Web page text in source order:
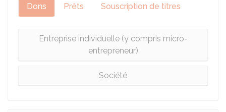
Dons Prêts Souscription de titres
Entreprise individuelle (y compris micro-
entrepreneur)
Société